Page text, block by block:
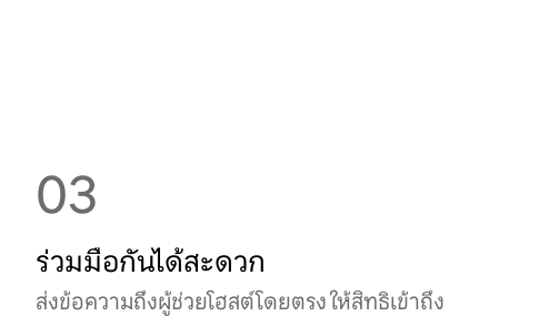
03
ร่วมมือกันได้สะดวก
ส่งข้อความถึงผู้ช่วยโฮสต์โดยตรง ให้สิทธิเข้าถึง